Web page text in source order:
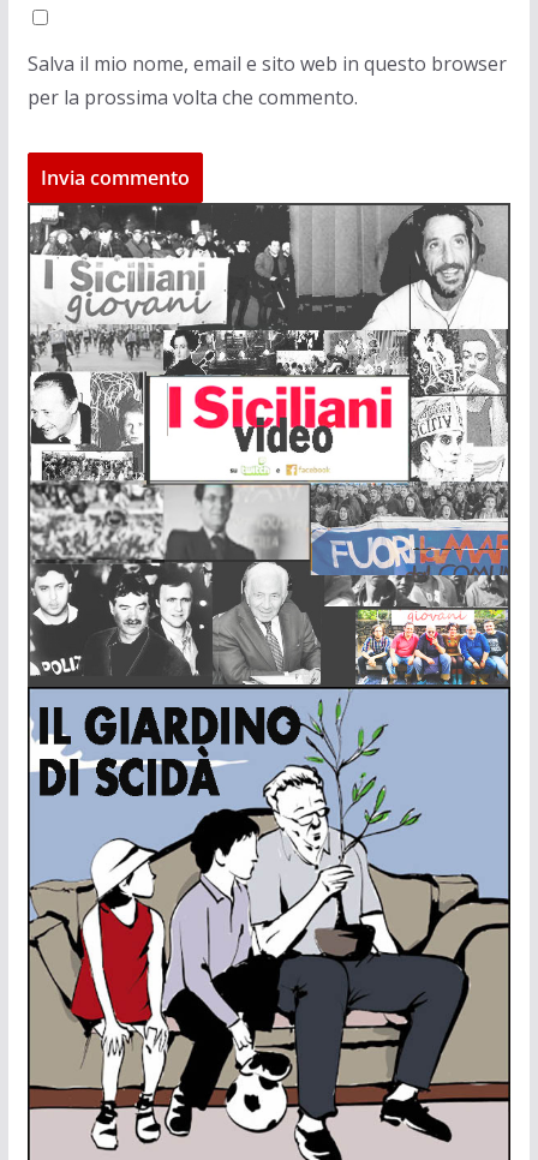
Salva il mio nome, email e sito web in questo browser
per la prossima volta che commento.